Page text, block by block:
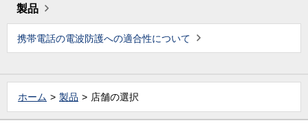
製品
携帯電話の電波防護への適合性について
ホーム 製品 店舗の選択